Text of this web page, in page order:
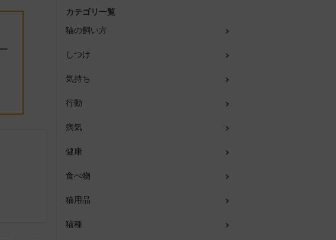
カテゴリ一覧
猫の飼い方
しつけ
気持ち
行動
病気
健康
食べ物
猫用品
猫種